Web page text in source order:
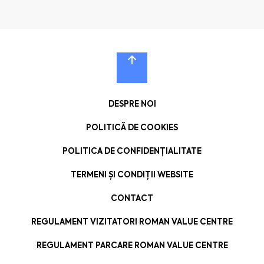
DESPRE NOI
POLITICĂ DE COOKIES
POLITICA DE CONFIDENȚIALITATE
TERMENI ȘI CONDIȚII WEBSITE
CONTACT
REGULAMENT VIZITATORI ROMAN VALUE CENTRE
REGULAMENT PARCARE ROMAN VALUE CENTRE